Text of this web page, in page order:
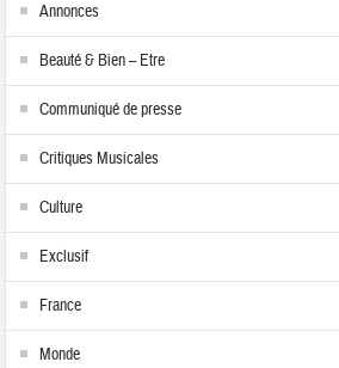
Annonces
Beauté & Bien – Etre
Communiqué de presse
Critiques Musicales
Culture
Exclusif
France
Monde